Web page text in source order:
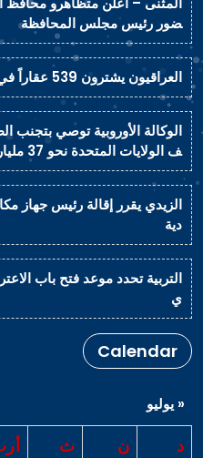
ضور رئيس مجلس المحافظة
العراقيون يشترون 539 عقاراً في تركيا خلال 6 أشهر
الوكالة الأوروبية توصي بتجنب
ف الولايات المتحدة نحو 37 مليار دولار
الزيدي يقرر إقالة رئيس جهاز
دية
التربية تحدد موعد فتح باب
ي
Calendar
د ن ث
« يوليو